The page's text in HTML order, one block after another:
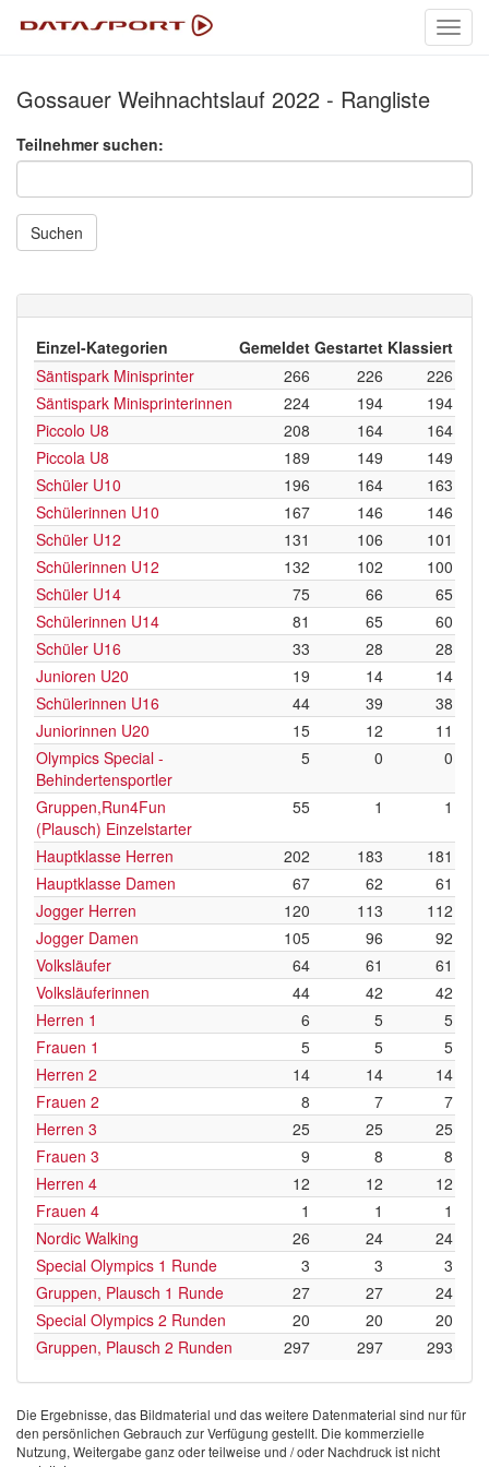
Gossauer Weihnachtslauf 2022 - Rangliste
Teilnehmer suchen:
Suchen
Einzel-Kategorien Gemeldet Gestartet Klassiert
Säntispark Minisprinter
266 226
226
Säntispark Minisprinterinnen
224 194
194
Piccolo U8
208 164
164
Piccola U8
189 149
149
Schüler U10
196 164
163
Schülerinnen U10
167 146
146
Schüler U12
131 106
101
Schülerinnen U12
132 102
100
Schüler U14
75 66
65
Schülerinnen U14
81 65
60
Schüler U16
33 28
28
Junioren U20
19 14
14
Schülerinnen U16
44 39
38
Juniorinnen U20
15 12
11
Olympics Special -
Behindertensportler
5 0 0
Gruppen,Run4Fun
(Plausch) Einzelstarter
55 1 1
Hauptklasse Herren 202 183
181
Hauptklasse Damen
67 62
61
Jogger Herren
120 113
112
Jogger Damen
105 96
92
Volksläufer
64 61
61
Volksläuferinnen
44 42
42
Herren 1
6 5
5
Frauen 1
5 5
5
Herren 2
14 14
14
Frauen 2
8 7
7
Herren 3
25 25
25
Frauen 3
9 8
8
Herren 4
12 12
12
Frauen 4
1 1
1
Nordic Walking
26 24
24
Special Olympics 1 Runde
3 3
3
Gruppen, Plausch 1 Runde
27 27
24
Special Olympics 2 Runden
20 20
20
Gruppen, Plausch 2 Runden
297 297 293
Die Ergebnisse, das Bildmaterial und das weitere Datenmaterial sind nur für
den persönlichen Gebrauch zur Verfügung gestellt. Die kommerzielle
Nutzung, Weitergabe ganz oder teilweise und / oder Nachdruck ist nicht